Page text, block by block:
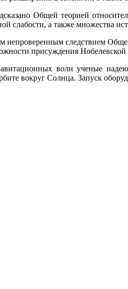
Общей теорией
слабости, а также множества
следствием
присуждения
волн ученые
вокруг Солнца. Запуск